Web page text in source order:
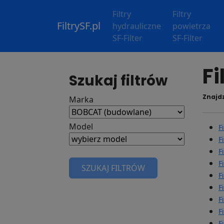
FiltrySF.pl
Filtry
hydrauliczne
SF-Filter
Filtry
powietrza
SF-Filter
Szukaj filtrów
Marka
Model
SZUKAJ FILTRÓW